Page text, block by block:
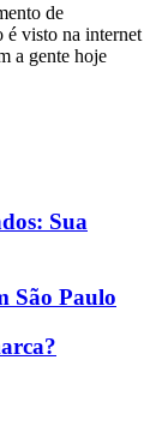
de
é visto na internet
a gente hoje
Sua
São Paulo